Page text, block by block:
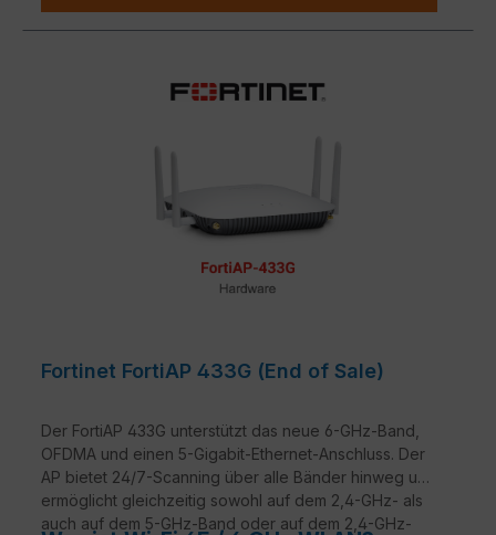
Fortinet FortiAP 433G (End of Sale)
Der FortiAP 433G unterstützt das neue 6-GHz-Band,
OFDMA und einen 5-Gigabit-Ethernet-Anschluss. Der
AP bietet 24/7-Scanning über alle Bänder hinweg und
ermöglicht gleichzeitig sowohl auf dem 2,4-GHz- als
auch auf dem 5-GHz-Band oder auf dem 2,4-GHz-